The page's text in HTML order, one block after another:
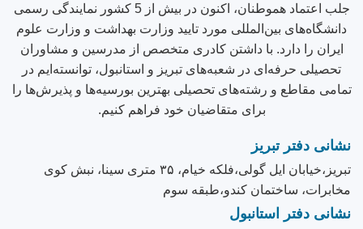
جلب اعتماد هموطنان، اکنون در بیش از 5 کشور نمایندگی رسمی
دانشگاه‌های بین‌المللی مورد تایید وزارت بهداشت و وزارت علوم
ایران را دارد. با داشتن کادری متخصص از مدرسین و مشاوران
تحصیلی حرفه‌ای در شعبه‌های تبریز و استانبول، توانسته‌ایم در
تمامی مقاطع و رشته‌های تحصیلی بهترین بورسیه‌ها و پذیرش‌ها را
برای متقاضیان خود فراهم کنیم.
نشانی دفتر تبریز
تبریز،خیابان ایل گولی،فلکه خیام، ۳۵ متری سینا، نبش کوی
مخابرات، ساختمان کندو،طبقه سوم
نشانی دفتر استانبول